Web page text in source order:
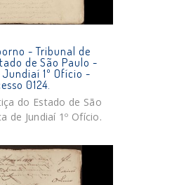
- Tribunal de
de São Paulo -
1º Ofício -
0124.
do Estado de São
de Jundiaí 1º Ofício.